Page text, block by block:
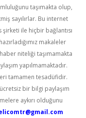
taşımakta olup,
sayılırlar. Bu internet
ile hiçbir bağlantısı
makaleler
niteliği taşımamakta
yapılmamaktadır.
tamamen tesadüfidir.
bir bilgi paylaşım
aykırı olduğunu